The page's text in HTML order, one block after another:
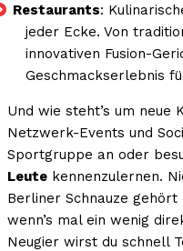
Restaurants:
jeder Ecke. Von
innovativen Fusion-
Geschmackserlebnis
Und wie steht’s um neue
Netzwerk-Events und
Sportgruppe an oder
Leute kennenzulernen.
Berliner Schnauze
wenn’s mal ein wenig
Neugier wirst du schnell